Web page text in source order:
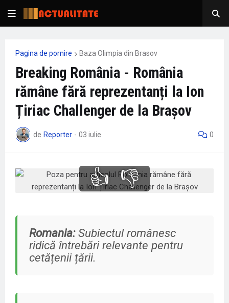
Pagina de pornire Baza Olimpia din Brasov
Breaking România - România
rămâne fără reprezentanți la Ion
Țiriac Challenger de la Brașov
de Reporter - 03 iulie 0
👍 👎
Romania:Subiectul românesc
ridică întrebări relevante pentru
cetățenii țării.